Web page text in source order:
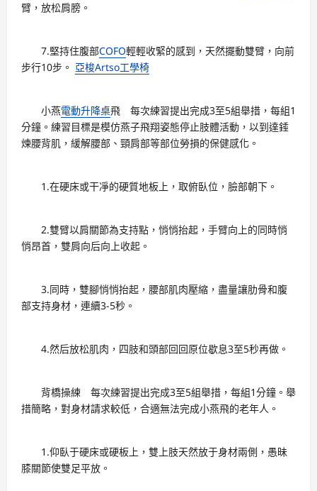
臂，放松肩膀。
7.堅持住腹部COFO輕輕收緊的感到，天然擺動雙臂，向前
步行10步。 亞梭Artso工學椅
小燕電動升降桌飛 每次練習提出完成3至5組舉措，每組1
分鐘。練習目標是模仿燕子飛翔姿態停止肢體活動，以到達錘
煉腰背肌，緩解腰部、頸肩部等部位勞損的保健感化。
1.在硬床或干凈的硬質地板上，取俯臥位，臉部朝下。
2.雙臂以肩關節為支持點，悄悄抬起，手臂向上的同時悄
悄昂首，雙肩向后向上收起。
3.同時，雙腳悄悄抬起，腰部肌肉壓縮，盡量讓肋骨和腹
部支持身材，連續3-5秒。
4.然后放松肌肉，四肢和頭部回回原位歇息3至5秒再做。
背橋操練 每次練習提出完成3至5組舉措，每組1分鐘。舉
措簡略，對身材請求較低，合適無法完成小燕飛的老年人。
1.仰臥于硬床或硬板上，雙上肢天然放于身材兩側，愚昧
膝關節使雙足平放。